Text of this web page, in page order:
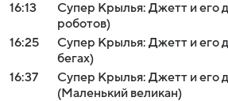
16:13
Супер Крылья: Джетт и его
роботов)
16:25
Супер Крылья: Джетт и его
бегах)
16:37
Супер Крылья: Джетт и его
(Маленький великан)